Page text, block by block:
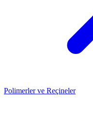
Polimerler ve Reçineler